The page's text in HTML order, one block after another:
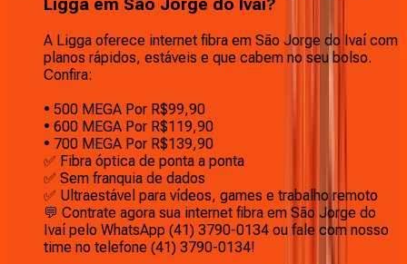
Ligga em São Jorge do Ivaí?
A Ligga oferece internet fibra em São Jorge do Ivaí com
planos rápidos, estáveis e que cabem no seu bolso.
Confira:
• 500 MEGA Por R$99,90
• 600 MEGA Por R$119,90
• 700 MEGA Por R$139,90
✅ Fibra óptica de ponta a ponta
✅ Sem franquia de dados
✅ Ultraestável para vídeos, games e trabalho remoto
💬 Contrate agora sua internet fibra em São Jorge do
Ivaí pelo WhatsApp (41) 3790-0134 ou fale com nosso
time no telefone (41) 3790-0134!